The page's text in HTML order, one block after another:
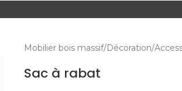
Mobilier bois massif Décoration
Sac à rabat